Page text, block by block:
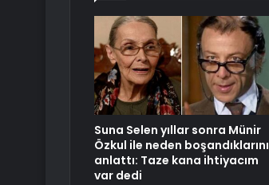
Suna Selen yıllar sonra Münir
Özkul ile neden boşandıklarını
anlattı: Taze kana ihtiyacım
var dedi